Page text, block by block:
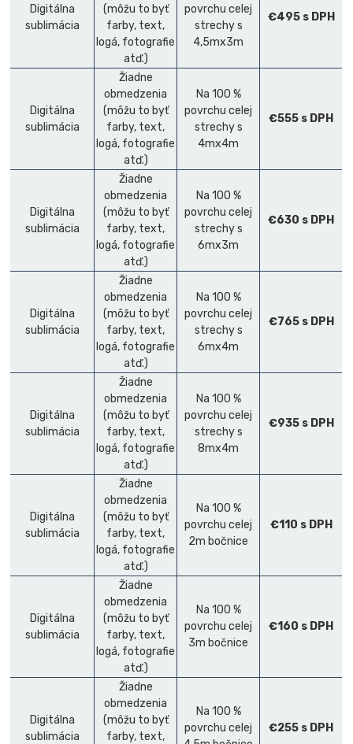
Digitálna
sublimácia
(môžu to byť
farby, text,
logá, fotografie
atď.)
povrchu celej
strechy s
4,5mx3m
€495 s DPH
Digitálna
sublimácia
Žiadne
obmedzenia
(môžu to byť
farby, text,
logá, fotografie
atď.)
Na 100 %
povrchu celej
strechy s
4mx4m
€555 s DPH
Digitálna
sublimácia
Žiadne
obmedzenia
(môžu to byť
farby, text,
logá, fotografie
atď.)
Na 100 %
povrchu celej
strechy s
6mx3m
€630 s DPH
Digitálna
sublimácia
Žiadne
obmedzenia
(môžu to byť
farby, text,
logá, fotografie
atď.)
Na 100 %
povrchu celej
strechy s
6mx4m
€765 s DPH
Digitálna
sublimácia
Žiadne
obmedzenia
(môžu to byť
farby, text,
logá, fotografie
atď.)
Na 100 %
povrchu celej
strechy s
8mx4m
€935 s DPH
Digitálna
sublimácia
Žiadne
obmedzenia
(môžu to byť
farby, text,
logá, fotografie
atď.)
Na 100 %
povrchu celej
2m bočnice
€110 s DPH
Digitálna
sublimácia
Žiadne
obmedzenia
(môžu to byť
farby, text,
logá, fotografie
atď.)
Na 100 %
povrchu celej
3m bočnice
€160 s DPH
Digitálna
sublimácia
Žiadne
obmedzenia
(môžu to byť
farby, text,
Na 100 %
povrchu celej
€255 s DPH